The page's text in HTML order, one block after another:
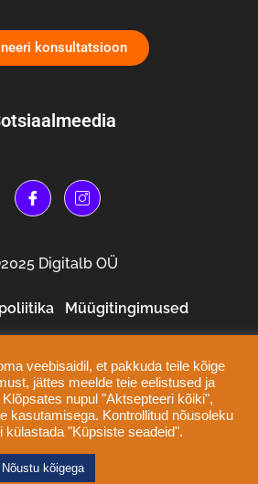
konsultatsioon
Digitalb OÜ
Müügitingimused
veebisaidil, et pakkuda teile kõige
jättes meelde teie eelistused ja
nupul "Aktsepteeri kõiki",
kasutamisega. Kontrollitud nõusoleku
"Küpsiste seadeid".
Nõustu kõigega